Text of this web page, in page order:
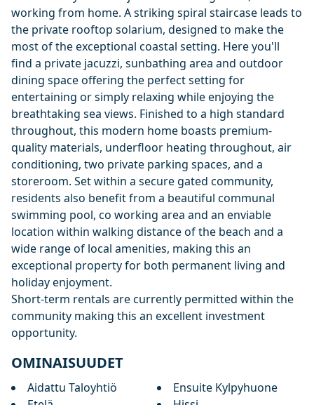
working from home. A striking spiral staircase leads to
the private rooftop solarium, designed to make the
most of the exceptional coastal setting. Here you'll
find a private jacuzzi, sunbathing area and outdoor
dining space offering the perfect setting for
entertaining or simply relaxing while enjoying the
breathtaking sea views. Finished to a high standard
throughout, this modern home boasts premium-
quality materials, underfloor heating throughout, air
conditioning, two private parking spaces, and a
storeroom. Set within a secure gated community,
residents also benefit from a beautiful communal
swimming pool, co working area and an enviable
location within walking distance of the beach and a
wide ‌range ‌of ‌local ‌amenities, ‌making this an
exceptional property ‌for ‌both ‌permanent living and
‌holiday ‌enjoyment.
Short-term ‌rentals ‌are currently ‌permitted within the
‌community ‌making ‌this ‌an ‌excellent ‌investment
‌opportunity.
OMINAISUUDET
Aidattu Taloyhtiö
Ensuite Kylpyhuone